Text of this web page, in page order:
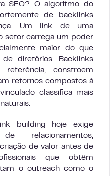
SEO? O algoritmo do
de backlinks
Um link de uma
setor carrega um poder
maior do que
diretórios. Backlinks
constroem
retornos compostos à
classifica mais
building hoje exige
relacionamentos,
de valor antes de
que obtêm
o outreach como o